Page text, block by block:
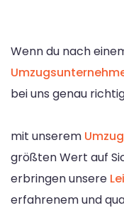
Wenn du nach
bei uns genau
mit unserem
größten Wert auf
erbringen unsere
erfahrenem und